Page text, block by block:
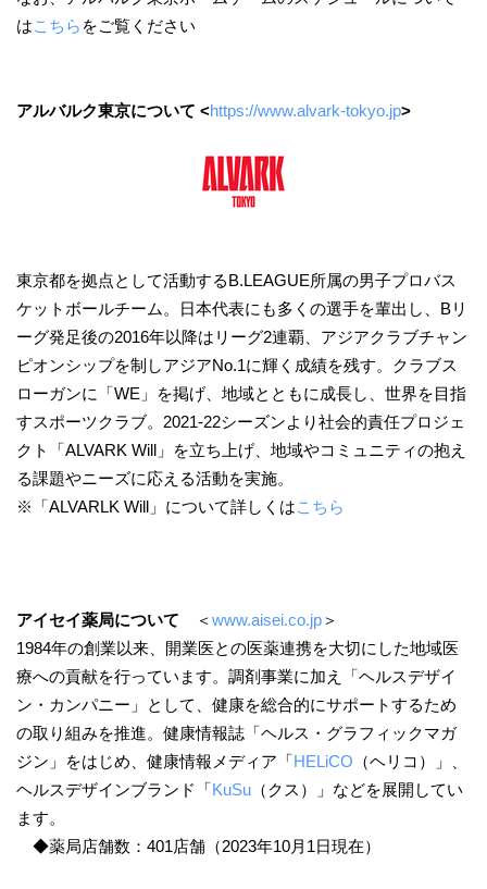
はこちら をご覧ください
アルバルク東京について <https://www.alvark-tokyo.jp>
東京都を拠点として活動するB.LEAGUE所属の男子プロバス
ケットボールチーム。日本代表にも多くの選手を輩出し、Bリ
ーグ発足後の2016年以降はリーグ2連覇、アジアクラブチャン
ピオンシップを制しアジアNo.1に輝く成績を残す。クラブス
ローガンに「WE」を掲げ、地域とともに成長し、世界を目指
すスポーツクラブ。2021-22シーズンより社会的責任プロジェ
クト「ALVARK Will」を立ち上げ、地域やコミュニティの抱え
る課題やニーズに応える活動を実施。
※「ALVARLK Will」について詳しくはこちら
アイセイ薬局について ＜www.aisei.co.jp＞
1984年の創業以来、開業医との医薬連携を大切にした地域医
療への貢献を行っています。調剤事業に加え「ヘルスデザイ
ン・カンパニー」として、健康を総合的にサポートするため
の取り組みを推進。健康情報誌「ヘルス・グラフィックマガ
ジン」をはじめ、健康情報メディア「HELiCO （ヘリコ）」、
ヘルスデザインブランド「KuSu （クス）」などを展開してい
ます。
◆薬局店舗数：401店舗（2023年10月1日現在）